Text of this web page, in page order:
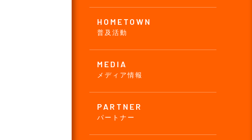
HOMETOWN
普及活動
MEDIA
メディア情報
PARTNER
パートナー